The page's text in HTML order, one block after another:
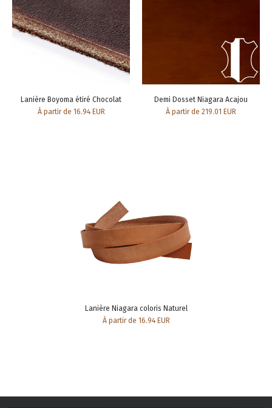
Lanière Boyoma étiré Chocolat
À partir de 16.94 EUR
Demi Dosset Niagara Acajou
À partir de 219.01 EUR
Lanière Niagara coloris Naturel
À partir de 16.94 EUR